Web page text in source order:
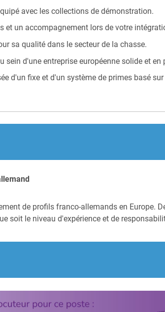
avec les collections de démonstration.
et un accompagnement lors de votre
sa qualité dans le secteur de la chasse.
sein d'une entreprise européenne solide et en
d'un fixe et d'un système de primes basé
de profils franco-allemands en Europe.
soit le niveau d'expérience et de